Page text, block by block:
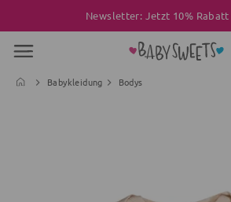
Newsletter: Jetzt 10% Rabatt
Babykleidung Bodys